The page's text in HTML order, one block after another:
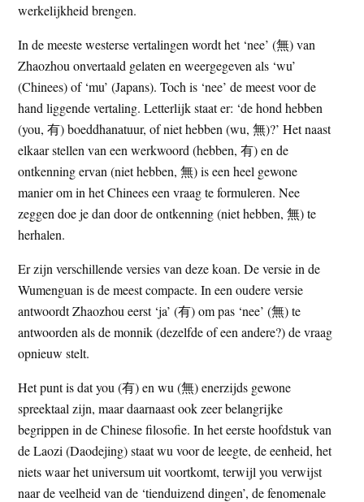
werkelijkheid brengen.
In de meeste westerse vertalingen wordt het ‘nee’ (無) van
Zhaozhou onvertaald gelaten en weergegeven als ‘wu’
(Chinees) of ‘mu’ (Japans). Toch is ‘nee’ de meest voor de
hand liggende vertaling. Letterlijk staat er: ‘de hond hebben
(you, 有) boeddhanatuur, of niet hebben (wu, 無)?’ Het naast
elkaar stellen van een werkwoord (hebben, 有) en de
ontkenning ervan (niet hebben, 無) is een heel gewone
manier om in het Chinees een vraag te formuleren. Nee
zeggen doe je dan door de ontkenning (niet hebben, 無) te
herhalen.
Er zijn verschillende versies van deze koan. De versie in de
Wumenguan is de meest compacte. In een oudere versie
antwoordt Zhaozhou eerst ‘ja’ (有) om pas ‘nee’ (無) te
antwoorden als de monnik (dezelfde of een andere?) de vraag
opnieuw stelt.
Het punt is dat you (有) en wu (無) enerzijds gewone
spreektaal zijn, maar daarnaast ook zeer belangrijke
begrippen in de Chinese filosofie. In het eerste hoofdstuk van
de Laozi (Daodejing) staat wu voor de leegte, de eenheid, het
niets waar het universum uit voortkomt, terwijl you verwijst
naar de veelheid van de ‘tienduizend dingen’, de fenomenale